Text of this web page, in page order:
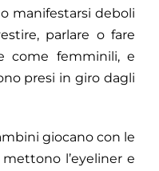
manifestarsi deboli
parlare o fare
come femminili, e
presi in giro dagli
giocano con le
l’eyeliner e